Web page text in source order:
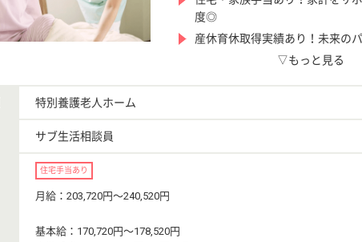
度◎
産休育休取得実績あり！未来の
▽もっと見る
特別養護老人ホーム
サブ生活相談員
住宅手当あり
月給：203,720円〜240,520円
基本給：170,720円〜178,520円